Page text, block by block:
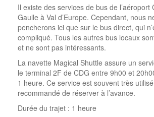
Il existe des services de bus de l’aéroport
Gaulle à Val d’Europe. Cependant, nous
pencherons ici que sur le bus direct, qui
compliqué. Tous les autres bus locaux
et ne sont pas intéressants.
La navette Magical Shuttle assure un
le terminal 2F de CDG entre 9h00 et
1 heure. Ce service est souvent très
recommandé de réserver à l’avance.
Durée du trajet : 1 heure